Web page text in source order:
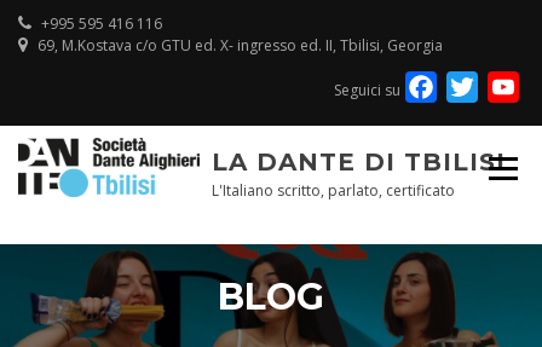
Skip
+995 595 416 116
69, M.Kostava c/o GTU ed. X- ingresso ed. II, Tbilisi, Georgia
Seguici su Facebook
LA DANTE DI TBILISI
L'Italiano scritto, parlato, certificato
BLOG